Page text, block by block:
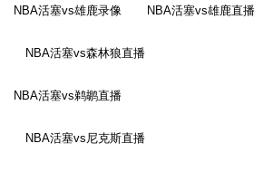
NBA活塞vs雄鹿录像 NBA活塞vs雄鹿直播
NBA活塞vs森林狼直播
NBA活塞vs鹈鹕直播
NBA活塞vs尼克斯直播